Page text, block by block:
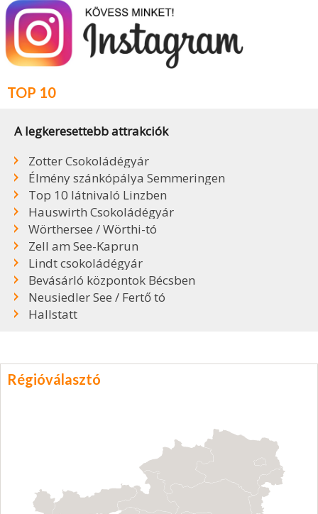
TOP 10
A legkeresettebb attrakciók
Zotter Csokoládégyár
Élmény szánkópálya Semmeringen
Top 10 látnivaló Linzben
Hauswirth Csokoládégyár
Wörthersee / Wörthi-tó
Zell am See-Kaprun
Lindt csokoládégyár
Bevásárló központok Bécsben
Neusiedler See / Fertő tó
Hallstatt
Régióválasztó